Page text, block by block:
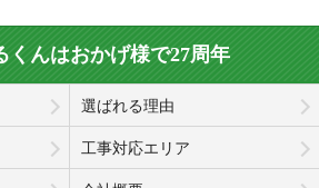
くんはおかげ様で27周年
選ばれる理由
工事対応エリア